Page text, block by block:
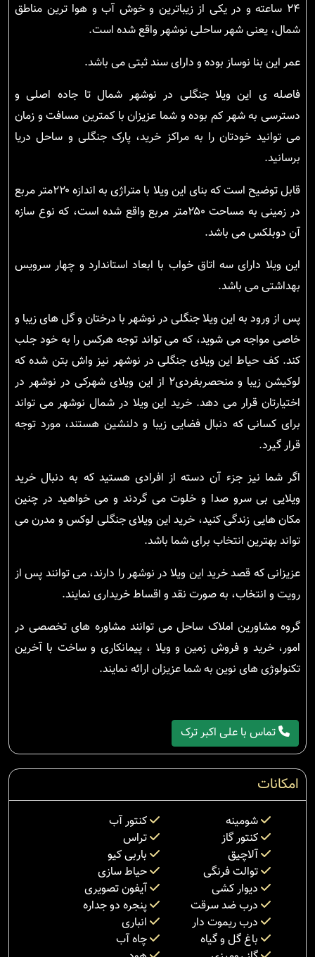
۲۴ ساعته و در یکی از زیباترین و خوش آب و هوا ترین مناطق
شمال، یعنی شهر ساحلی نوشهر واقع شده است.
عمر این بنا نوساز بوده و دارای سند ثبتی می باشد.
فاصله ی این ویلا جنگلی در نوشهر شمال تا جاده اصلی و
دسترسی به شهر کم بوده و شما عزیزان با کمترین مسافت و زمان
می توانید خودتان را به مراکز خرید، پارک جنگلی و ساحل دریا
برسانید.
قابل توضیح است که بنای این ویلا با متراژی به اندازه ۲۲۰متر مربع
در زمینی به مساحت ۲۵۰متر مربع واقع شده است، که نوع سازه
آن دوبلکس می باشد.
این ویلا دارای سه اتاق خواب با ابعاد استاندارد و چهار سرویس
بهداشتی می باشد.
پس از ورود به این ویلا جنگلی در نوشهر با درختان و گل های زیبا و
خاصی مواجه می شوید، که می تواند توجه هرکس را به خود جلب
کند. کف حیاط این ویلای جنگلی در نوشهر نیز واش بتن شده که
لوکیشن زیبا و منحصربفردی۲ از این ویلای شهرکی در نوشهر در
اختیارتان قرار می دهد. خرید این ویلا در شمال نوشهر می تواند
برای کسانی که دنبال فضایی زیبا و دلنشین هستند، مورد توجه
قرار گیرد.
اگر شما نیز جزء آن دسته از افرادی هستید که به دنبال خرید
ویلایی بی سرو صدا و خلوت می گردند و می خواهید در چنین
مکان هایی زندگی کنید، خرید این ویلای جنگلی لوکس و مدرن می
تواند بهترین انتخاب برای شما باشد.
عزیزانی که قصد خرید این ویلا در نوشهر را دارند، می توانند پس از
رویت و انتخاب، به صورت نقد و اقساط خریداری نمایند.
گروه مشاورین املاک ساحل می توانند مشاوره های تخصصی در
امور، خرید و فروش زمین و ویلا ، پیمانکاری و ساخت با آخرین
تکنولوژی های نوین به شما عزیزان ارائه نمایند.
تماس با علی اکبر ترک
امکانات
شومینه
کنتور آب
کنتور گاز
تراس
آلاچیق
باربی کیو
توالت فرنگی
حیاط سازی
دیوار کشی
آیفون تصویری
درب ضد سرقت
پنجره دو جداره
درب ریموت دار
انباری
باغ گل و گیاه
چاه آب